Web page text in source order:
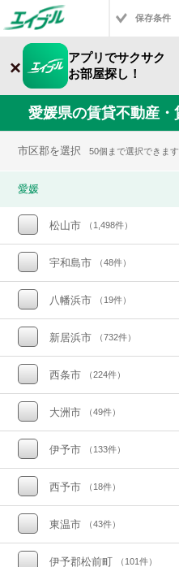
保存条件
×
アプリでサクサク
お部屋探し！
愛媛県の賃貸不動産
市区郡を選択 50個まで選択できます
愛媛
松山市 （1,498件）
宇和島市 （48件）
八幡浜市 （19件）
新居浜市 （732件）
西条市 （224件）
大洲市 （49件）
伊予市 （133件）
西予市 （18件）
東温市 （43件）
伊予郡松前町 （101件）